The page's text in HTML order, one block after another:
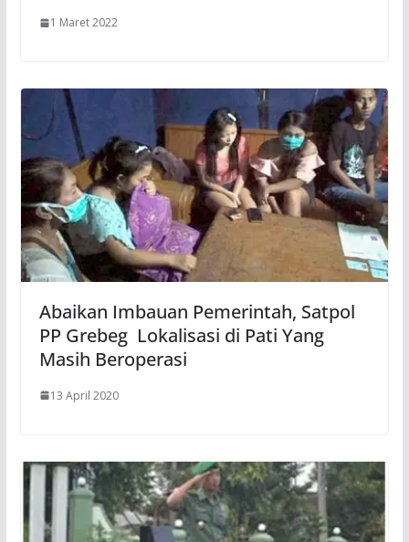
1 Maret 2022
Abaikan Imbauan Pemerintah, Satpol
PP Grebeg Lokalisasi di Pati Yang
Masih Beroperasi
13 April 2020